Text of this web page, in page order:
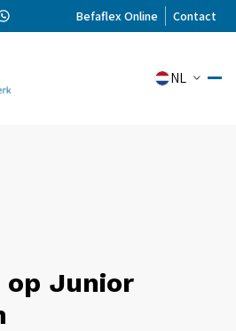
Befaflex Online Contact
NL
Junior